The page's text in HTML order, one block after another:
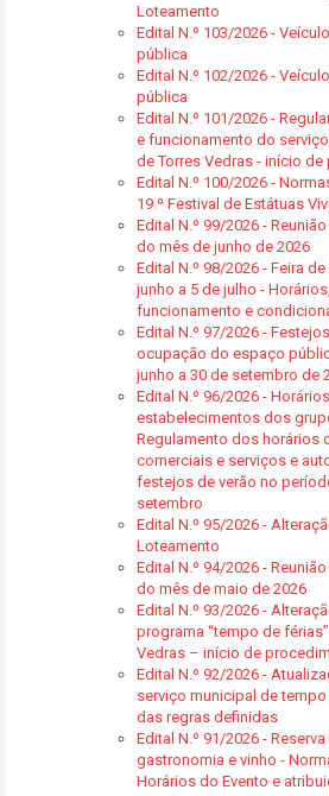
Loteamento
Edital N.º 103/2026 -
pública
Edital N.º 102/2026 -
pública
Edital N.º 101/2026 -
e funcionamento do
de Torres Vedras - início
Edital N.º 100/2026 -
19.º Festival de Estátuas
Edital N.º 99/2026 -
do mês de junho de 2026
Edital N.º 98/2026 - Feira
junho a 5 de julho -
funcionamento e
Edital N.º 97/2026 -
ocupação do espaço
junho a 30 de setembro de
Edital N.º 96/2026 -
estabelecimentos dos
Regulamento dos horários
comerciais e serviços e
festejos de verão no
setembro
Edital N.º 95/2026 -
Loteamento
Edital N.º 94/2026 -
do mês de maio de 2026
Edital N.º 93/2026 -
programa “tempo de
Vedras – início de
Edital N.º 92/2026 -
serviço municipal de
das regras definidas
Edital N.º 91/2026 -
gastronomia e vinho -
Horários do Evento e